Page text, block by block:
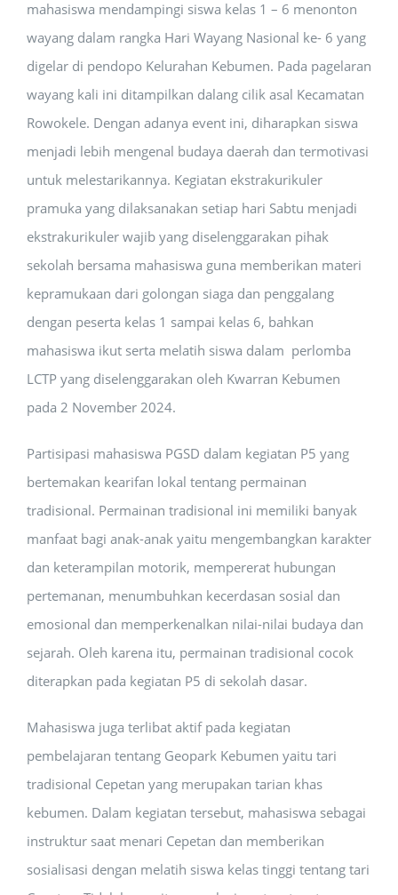
mahasiswa mendampingi siswa kelas 1 – 6 menonton
wayang dalam rangka Hari Wayang Nasional ke- 6 yang
digelar di pendopo Kelurahan Kebumen. Pada pagelaran
wayang kali ini ditampilkan dalang cilik asal Kecamatan
Rowokele. Dengan adanya event ini, diharapkan siswa
menjadi lebih mengenal budaya daerah dan termotivasi
untuk melestarikannya. Kegiatan ekstrakurikuler
pramuka yang dilaksanakan setiap hari Sabtu menjadi
ekstrakurikuler wajib yang diselenggarakan pihak
sekolah bersama mahasiswa guna memberikan materi
kepramukaan dari golongan siaga dan penggalang
dengan peserta kelas 1 sampai kelas 6, bahkan
mahasiswa ikut serta melatih siswa dalam perlomba
LCTP yang diselenggarakan oleh Kwarran Kebumen
pada 2 November 2024.
Partisipasi mahasiswa PGSD dalam kegiatan P5 yang
bertemakan kearifan lokal tentang permainan
tradisional. Permainan tradisional ini memiliki banyak
manfaat bagi anak-anak yaitu mengembangkan karakter
dan keterampilan motorik, mempererat hubungan
pertemanan, menumbuhkan kecerdasan sosial dan
emosional dan memperkenalkan nilai-nilai budaya dan
sejarah. Oleh karena itu, permainan tradisional cocok
diterapkan pada kegiatan P5 di sekolah dasar.
Mahasiswa juga terlibat aktif pada kegiatan
pembelajaran tentang Geopark Kebumen yaitu tari
tradisional Cepetan yang merupakan tarian khas
kebumen. Dalam kegiatan tersebut, mahasiswa sebagai
instruktur saat menari Cepetan dan memberikan
sosialisasi dengan melatih siswa kelas tinggi tentang tari